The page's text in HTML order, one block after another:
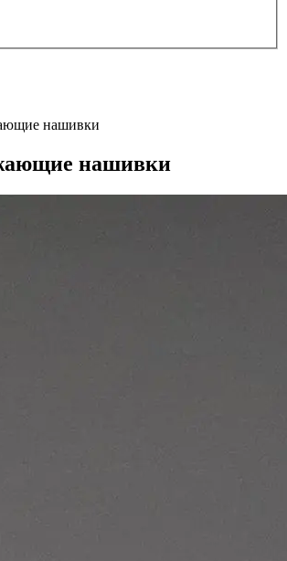
нашивки
нашивки